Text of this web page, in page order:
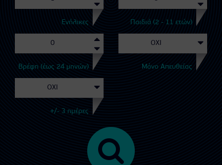
Ενήλικες Παιδιά (2 - 11 ετών)
Βρέφη (έως 24 μηνών) Μόνο Απευθείας
+/- 3 ημέρες